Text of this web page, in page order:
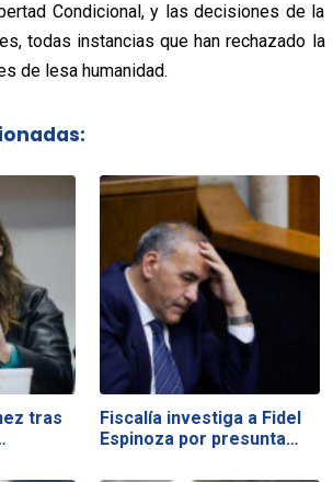
Condicional, y las decisiones de la
todas instancias que han rechazado la
de lesa humanidad.
tras
Fiscalía investiga a Fidel
Espinoza por presunta…